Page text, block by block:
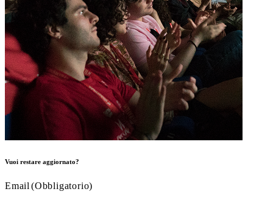
Vuoi restare aggiornato?
Email (Obbligatorio)